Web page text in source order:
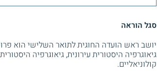
סגל הוראה
יושב ראש הועדה החוגית לתואר השלישי הוא
גיאוגרפיה היסטורית עירונית, גיאוגרפיה
קולוניאליים.